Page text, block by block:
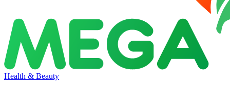
Health & Beauty